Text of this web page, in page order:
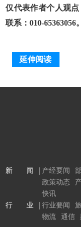
仅代表作者个人观
联系：010-65363056。
延伸阅读
新 闻
产经要闻
政策动态
快讯
行 业
行业要闻
物流
通信